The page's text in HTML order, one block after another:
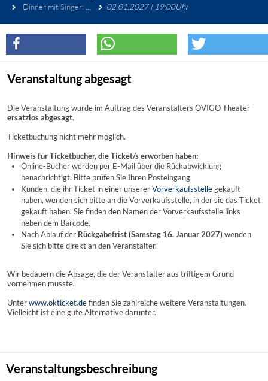
Dinner mit Singer: Crashkurs für Liebeslieder
02.01.2027 | 19:00Uhr
Veranstaltung abgesagt
Die Veranstaltung wurde im Auftrag des Veranstalters OVIGO Theater
ersatzlos abgesagt.
Ticketbuchung nicht mehr möglich.
Hinweis für Ticketbucher, die Ticket/s erworben haben:
Online-Bucher werden per E-Mail über die Rückabwicklung
benachrichtigt. Bitte prüfen Sie Ihren Posteingang.
Kunden, die ihr Ticket in einer unsererVorverkaufsstellegekauft
haben, wenden sich bitte an die Vorverkaufsstelle, in der sie das Ticket
gekauft haben. Sie finden den Namen der Vorverkaufsstelle links
neben dem Barcode.
Nach Ablauf der Rückgabefrist (Samstag 16. Januar 2027)wenden
Sie sich bitte direkt an den Veranstalter.
Wir bedauern die Absage, die der Veranstalter aus triftigem Grund
vornehmen musste.
Unterwww.okticket.definden Sie zahlreiche weitere Veranstaltungen.
Vielleicht ist eine gute Alternative darunter.
Veranstaltungsbeschreibung